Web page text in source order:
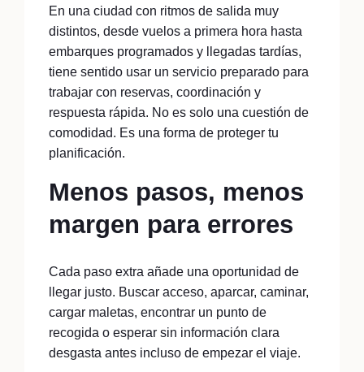
En una ciudad con ritmos de salida muy
distintos, desde vuelos a primera hora hasta
embarques programados y llegadas tardías,
tiene sentido usar un servicio preparado para
trabajar con reservas, coordinación y
respuesta rápida. No es solo una cuestión de
comodidad. Es una forma de proteger tu
planificación.
Menos pasos, menos
margen para errores
Cada paso extra añade una oportunidad de
llegar justo. Buscar acceso, aparcar, caminar,
cargar maletas, encontrar un punto de
recogida o esperar sin información clara
desgasta antes incluso de empezar el viaje.